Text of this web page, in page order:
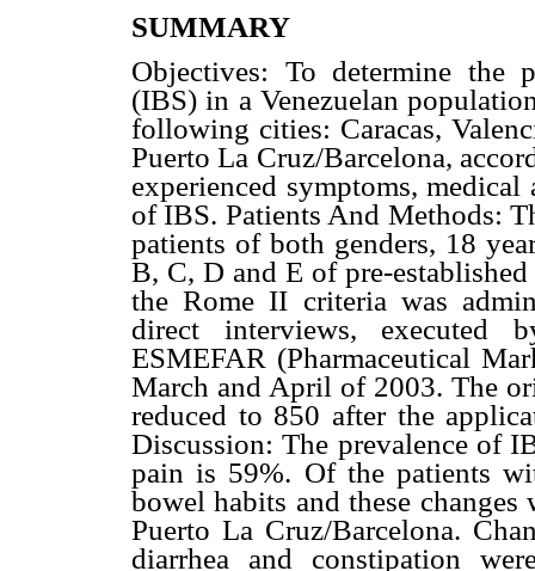
SUMMARY
Objectives: To determine the
(IBS) in a Venezuelan
following cities: Caracas,
Puerto La Cruz/Barcelona,
experienced symptoms,
of IBS. Patients And Methods:
patients of both genders, 18
B, C, D and E of pre-
the Rome II criteria was
direct interviews, executed
ESMEFAR (Pharmaceutical
March and April of 2003. The
reduced to 850 after the
Discussion: The prevalence of
pain is 59%. Of the patients
bowel habits and these changes
Puerto La Cruz/Barcelona.
diarrhea and constipation